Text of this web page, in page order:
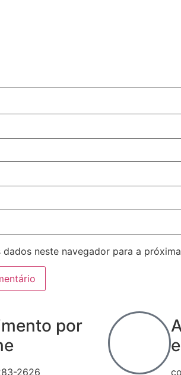
dados neste navegador para a
por
2626